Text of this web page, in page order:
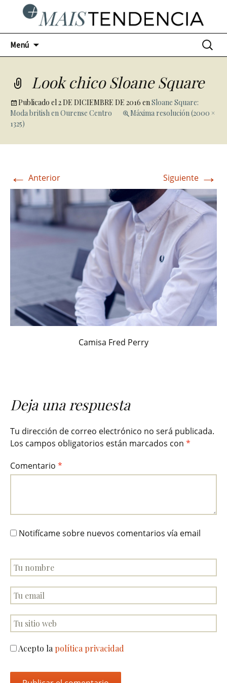
Menú Buscar:
Look chico Sloane Square
Publicado el2 DE DICIEMBRE DE 2016 enSloane Square:
Moda british en Ourense Centro
Máxima resolución (2000 ×
1325)
← Anterior Siguiente →
Camisa Fred Perry
Deja una respuesta
Tu dirección de correo electrónico no será publicada.
Los campos obligatorios están marcados con *
Comentario *
Notifícame sobre nuevos comentarios vía email
Acepto lapolítica privacidad